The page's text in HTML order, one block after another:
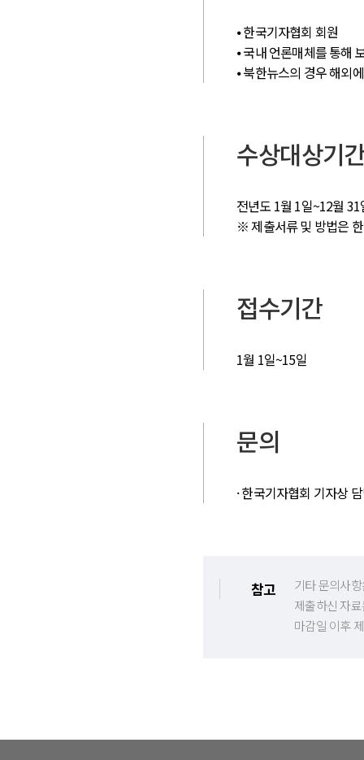
⦁ 한국기자협회 회원
⦁ 국내 언론매체를 통해
⦁ 북한뉴스의 경우 해외
수상대상기
전년도 1월 1일~12월 31
※ 제출서류 및 방법은
접수기간
1월 1일~15일
문의
· 한국기자협회 기자상
참고
기타 문의사
제출하신 자
마감일 이후